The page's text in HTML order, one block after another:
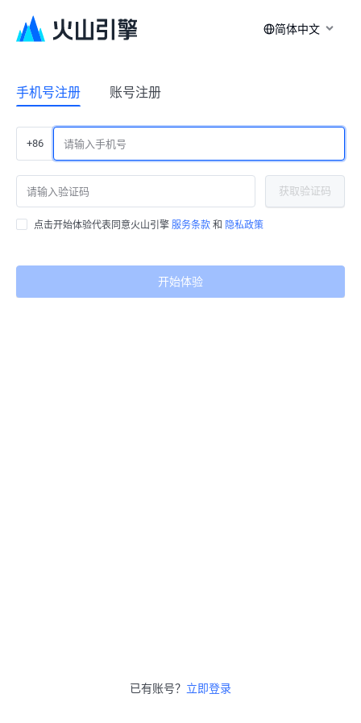
简体中文
手机号注册 账号注册
+86
获取验证码
点击开始体验代表同意火山引擎 服务条款 和 隐私政策
开始体验
已有账号？ 立即登录